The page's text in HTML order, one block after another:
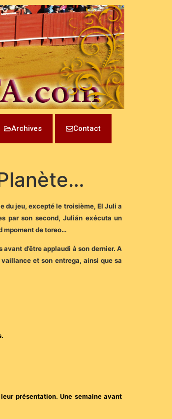
Archives Contact
du jeu, excepté le troisième, El Juli a
par son second, Julián exécuta un
mpoment de toreo…
d’être applaudi à son dernier. A
et son entrega, ainsi que sa
présentation. Une semaine avant